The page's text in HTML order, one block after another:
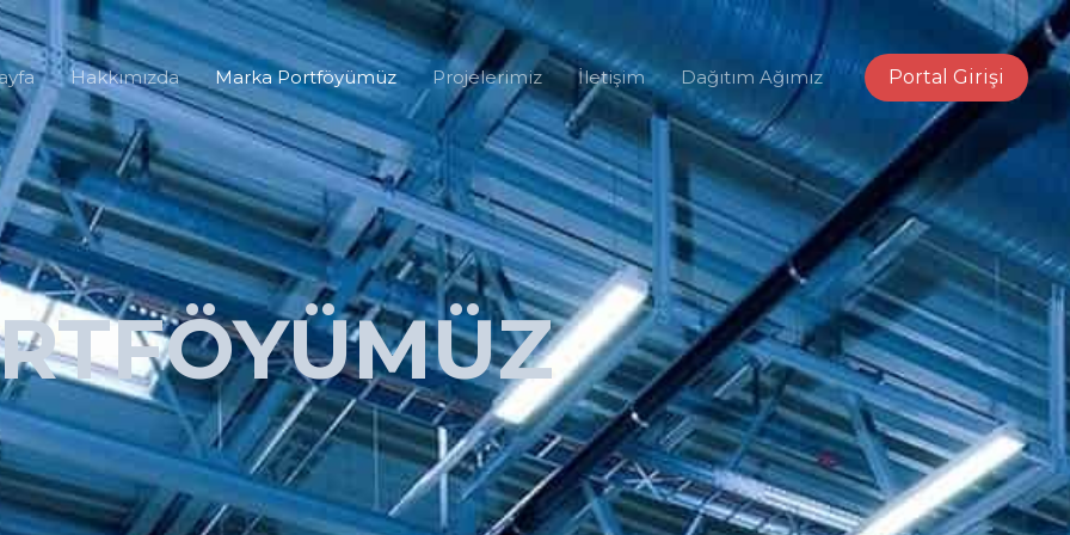
Hakkımızda Marka Portföyümüz Projelerimiz İletişim Dağıtım Ağımız Portal Girişi